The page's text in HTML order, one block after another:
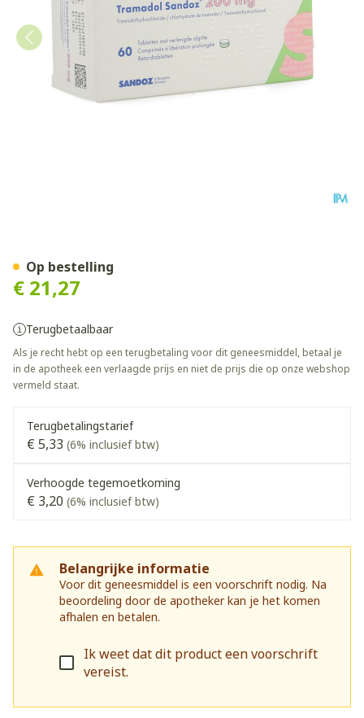
€ 21,27
Terugbetaalbaar
Als je recht hebt op een terugbetaling voor dit geneesmiddel, betaal je
in de apotheek een verlaagde prijs en niet de prijs die op onze webshop
vermeld staat.
Terugbetalingstarief
€ 5,33 (6% inclusief btw)
Verhoogde tegemoetkoming
€ 3,20 (6% inclusief btw)
Belangrijke informatie
Voor dit geneesmiddel is een voorschrift nodig. Na
beoordeling door de apotheker kan je het komen
afhalen en betalen.
Ik weet dat dit product een voorschrift
vereist.
Op bestelling